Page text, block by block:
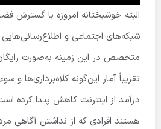
البته خوشبختانه امروزه با گسترش
شبکه‌های اجتماعی و
متخصص در این زمینه به‌صورت
تقریباً آمار این‌گونه کلاه‌برداری‌ها و
درآمد از اینترنت کاهش پیدا کرده
هستند افرادی که از نداشتن آگاهی